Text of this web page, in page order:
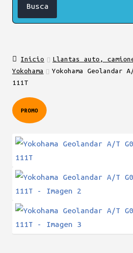
Inicio
Llantas auto,
Yokohama
Yokohama Geolandar
111T
PROMO